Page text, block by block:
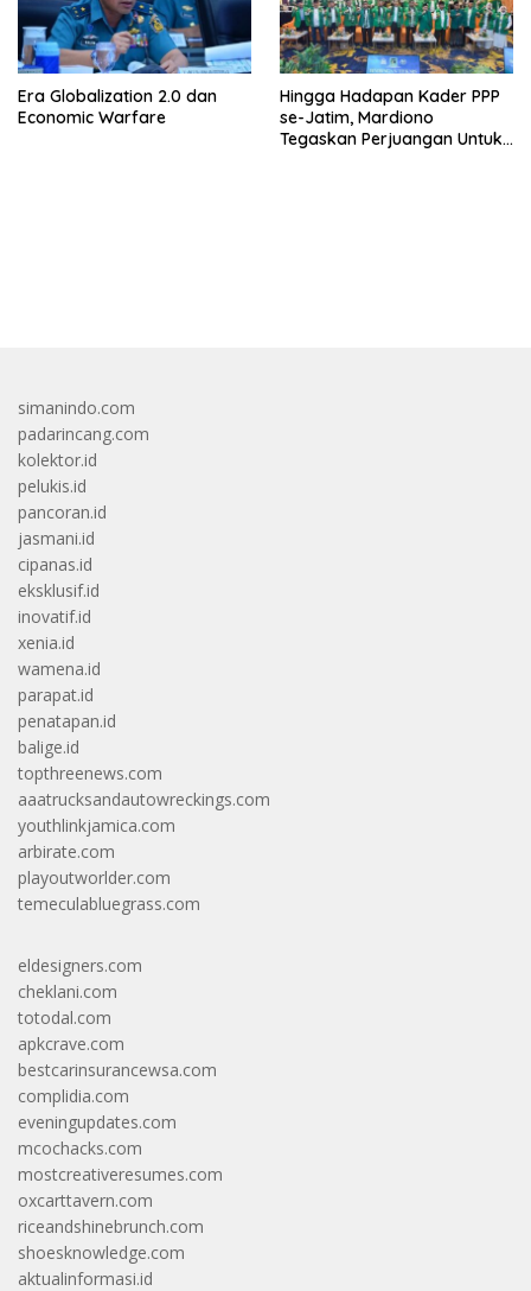
Era Globalization 2.0 dan
Economic Warfare
Hingga Hadapan Kader PPP
se-Jatim, Mardiono
Tegaskan Perjuangan Untuk
simanindo.com
padarincang.com
kolektor.id
pelukis.id
pancoran.id
jasmani.id
cipanas.id
eksklusif.id
inovatif.id
xenia.id
wamena.id
parapat.id
penatapan.id
balige.id
topthreenews.com
aaatrucksandautowreckings.com
youthlinkjamica.com
arbirate.com
playoutworlder.com
temeculabluegrass.com
eldesigners.com
cheklani.com
totodal.com
apkcrave.com
bestcarinsurancewsa.com
complidia.com
eveningupdates.com
mcochacks.com
mostcreativeresumes.com
oxcarttavern.com
riceandshinebrunch.com
shoesknowledge.com
aktualinformasi.id